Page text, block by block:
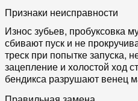
Признаки неисправности
Износ зубьев, пробуксовка
сбивают пуск и не
треск при попытке запуска,
зацепление и холостой ход
бендикса разрушают венец